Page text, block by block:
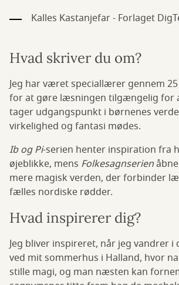
Kalles Kastanjefar - Forlaget
Hvad skriver du om?
Jeg har været speciallærer gennem
for at gøre læsningen tilgængelig for
tager udgangspunkt i børnenes
virkelighed og fantasi mødes.
Ib og Pi-serien henter inspiration fra
øjeblikke, mens Folkesagnserien
mere magisk verden, der forbinder
fælles nordiske rødder.
Hvad inspirerer dig?
Jeg bliver inspireret, når jeg vandrer i
ved mit sommerhus i Halland, hvor
stille magi, og man næsten kan